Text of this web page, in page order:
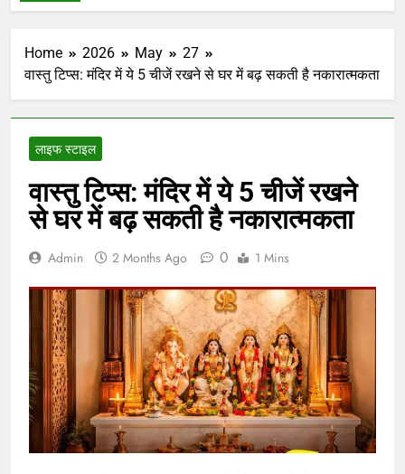
Home 2026 May
27
वास्तु टिप्स: मंदिर में ये 5 चीजें रखने से घर में बढ़ सकती है नकारात्मकता
लाइफ स्टाइल
वास्तु टिप्स: मंदिर में ये 5 चीजें रखने
से घर में बढ़ सकती है नकारात्मकता
Admin 2 Months Ago 0 1 Mins